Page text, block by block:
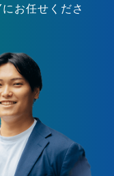
お任せくださ